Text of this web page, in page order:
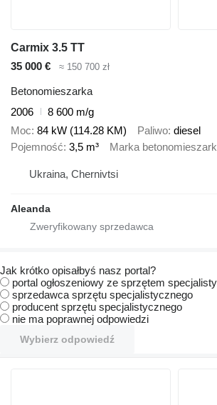
Carmix 3.5 TT
35 000 €
≈ 150 700 zł
Betonomieszarka
2006
8 600 m/g
Moc 84 kW (114.28 KM) Paliwo diesel
Pojemność 3,5 m³ Marka
Ukraina, Chernivtsi
Aleanda
Jak krótko opisałbyś nasz portal?
portal ogłoszeniowy ze sprzętem
sprzedawca sprzętu specjalistycznego
producent sprzętu specjalistycznego
nie ma poprawnej odpowiedzi
Wybierz odpowiedź